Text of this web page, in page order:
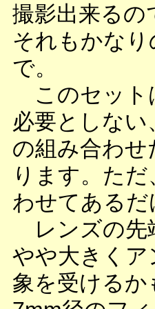
撮影出来るの
それもかなり
で。
このセット
必要としない
の組み合わせ
ります。た
わせてあるだ
レンズの先
やや大きく
象を受ける